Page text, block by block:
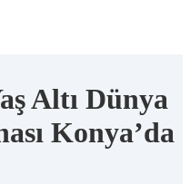
Altı Dünya
Konya’da